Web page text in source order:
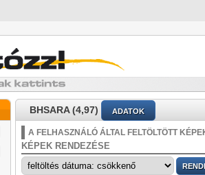
BHSARA (4,97) ADATOK
A FELHASZNÁLÓ ÁLTAL FELTÖLTÖTT
KÉPEK RENDEZÉSE